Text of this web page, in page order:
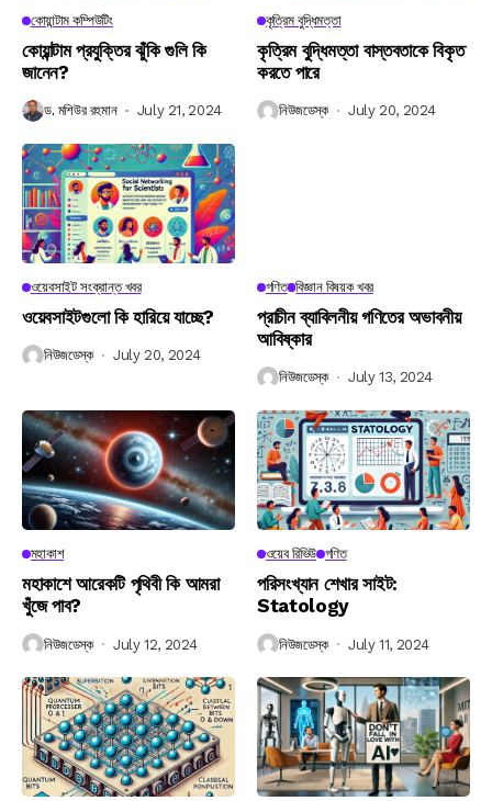
কোয়ান্টাম কম্পিউটিং
কোয়ান্টাম প্রযুক্তির ঝুঁকি গুলি কি
জানেন?
ড. মশিউর রহমান July 21, 2024
কৃত্রিম বুদ্ধিমত্তা
কৃত্রিম বুদ্ধিমত্তা বাস্তবতাকে বিকৃত
করতে পারে
নিউজডেস্ক July 20, 2024
ওয়েবসাইট সংক্রান্ত খবর
ওয়েবসাইটগুলো কি হারিয়ে যাচ্ছে?
নিউজডেস্ক July 20, 2024
গণিত বিজ্ঞান বিষয়ক খবর
প্রাচীন ব্যাবিলনীয় গণিতের অভাবনীয়
আবিষ্কার
নিউজডেস্ক July 13, 2024
মহাকাশ
মহাকাশে আরেকটি পৃথিবী কি আমরা
খুঁজে পাব?
নিউজডেস্ক July 12, 2024
ওয়েব রিভিউ গণিত
পরিসংখ্যান শেখার সাইট:
Statology
নিউজডেস্ক July 11, 2024